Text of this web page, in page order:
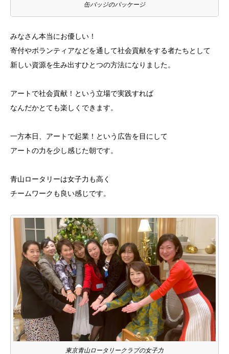
缶バッジのパッケージ
みなさん本当にお優しい！
寄付やボランティアなどを通して社会貢献をする者たちとして
新しい資源を生み出すひとつの方法になりました。
アートで社会貢献！という立場で実践すれば
なんだかとても楽しくできます。
一方本日、アートで起業！という広告を目にして
アートの力を少し感じた朝です。
青山ロータリーは女子力も高く
チームワークも良い感じです。
東京青山ロータリークラブの女子力